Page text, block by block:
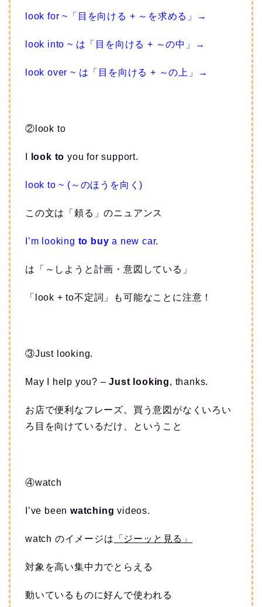
look for ~「目を向ける + ～を求める」→
look into ~ は「目を向ける + ～の中」→
look over ~ は「目を向ける + ～の上」→
②look to
look to you for support.
look to ~ (～のほうを向く)
この文は「頼る」のニュアンス
I’m looking to buy a new car.
は「～しようと計画・意図している」
「look + to不定詞」も可能なことに注意！
③Just looking.
May I help you? –Just looking, thanks.
お店で便利なフレーズ。買う意図がなくいろい
ろ目を向けているだけ、ということ
④watch
I’ve been watching videos.
watch のイメージは 「ジーッと見る」
対象を高い集中力でとらえる
動いているものに好んで使われる